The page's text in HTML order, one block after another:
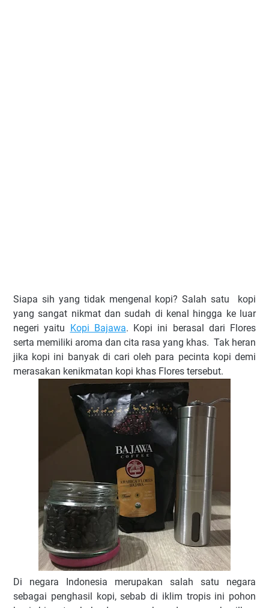
Siapa sih yang tidak mengenal kopi? Salah satu kopi
yang sangat nikmat dan sudah di kenal hingga ke luar
negeri yaitu Kopi Bajawa. Kopi ini berasal dari Flores
serta memiliki aroma dan cita rasa yang khas. Tak heran
jika kopi ini banyak di cari oleh para pecinta kopi demi
merasakan kenikmatan kopi khas Flores tersebut.
Di negara Indonesia merupakan salah satu negara
sebagai penghasil kopi, sebab di iklim tropis ini pohon